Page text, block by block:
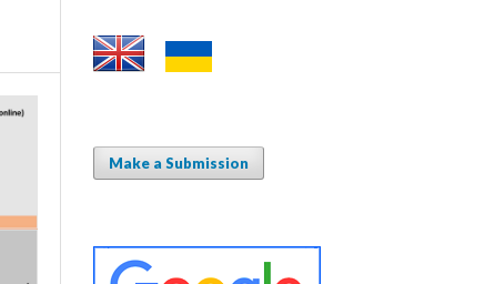
Make a Submission